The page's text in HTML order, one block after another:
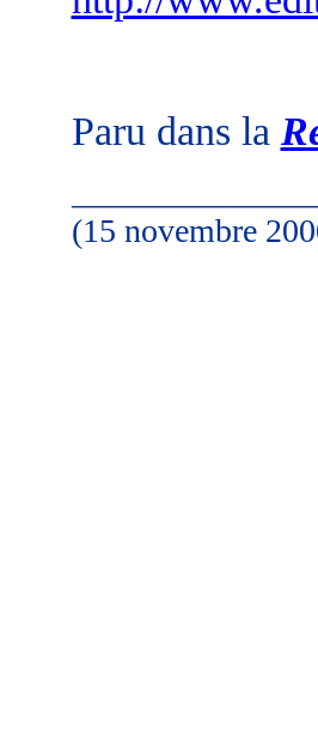
Paru dans la
(15 novembre